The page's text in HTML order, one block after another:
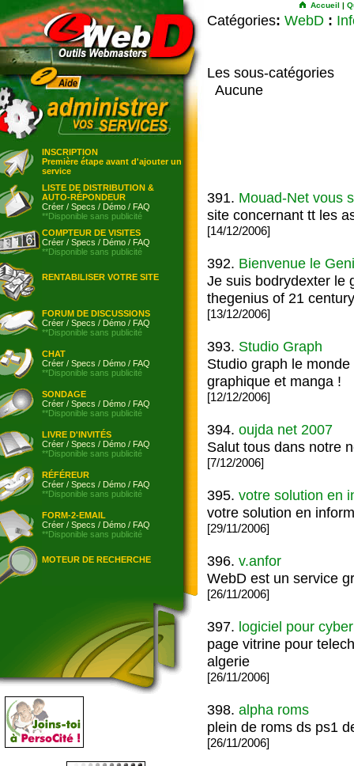
INSCRIPTION
Première étape avant d'ajouter un
service
LISTE DE DISTRIBUTION &
AUTO-RÉPONDEUR
Créer / Specs / Démo / FAQ
**Disponible sans publicité
COMPTEUR DE VISITES
Créer / Specs / Démo / FAQ
**Disponible sans publicité
RENTABILISER VOTRE SITE
FORUM DE DISCUSSIONS
Créer / Specs / Démo / FAQ
**Disponible sans publicité
CHAT
Créer / Specs / Démo / FAQ
**Disponible sans publicité
SONDAGE
Créer / Specs / Démo / FAQ
**Disponible sans publicité
LIVRE D'INVITÉS
Créer / Specs / Démo / FAQ
**Disponible sans publicité
RÉFÉREUR
Créer / Specs / Démo / FAQ
**Disponible sans publicité
FORM-2-EMAIL
Créer / Specs / Démo / FAQ
**Disponible sans publicité
MOTEUR DE RECHERCHE
Accueil |
Catégories: WebD :
Les sous-catégories
Aucune
391. Mouad-Net vous
site concernant tt les
[14/12/2006]
392. Bienvenue le
Je suis bodrydexter le
thegenius of 21
[13/12/2006]
393. Studio Graph
Studio graph le
graphique et manga !
[12/12/2006]
394.oujda net 2007
Salut tous dans notre
[7/12/2006]
395.votre solution en
votre solution en
[29/11/2006]
396.v.anfor
WebD est un service
[26/11/2006]
397. logiciel pour cyber
page vitrine pour
algerie
[26/11/2006]
398.alpha roms
plein de roms ds ps1
[26/11/2006]